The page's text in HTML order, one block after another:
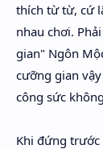
thích từ từ, cứ
nhau chơi.
gian" Ngôn
cưỡng gian
công sức
Khi đứng